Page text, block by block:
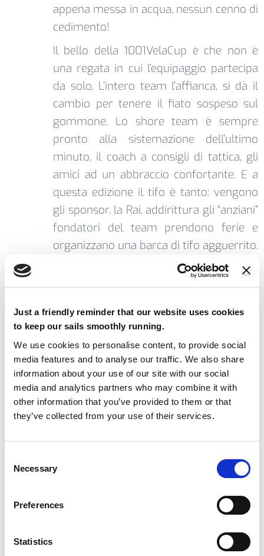
Just a friendly reminder that our website uses cookies
to keep our sails smoothly running.
We use cookies to personalise content, to provide social
media features and to analyse our traffic. We also share
information about your use of our site with our social
media and analytics partners who may combine it with
other information that you’ve provided to them or that
they’ve collected from your use of their services.
Necessary
Preferences
Statistics
appena messa in acqua, nessun cenno di
cedimento!
Il bello della 1001VelaCup è che non è
una regata in cui l’equipaggio partecipa
da solo. L’intero team l’affianca, si dà il
cambio per tenere il fiato sospeso sul
gommone. Lo shore team è sempre
pronto alla sistemazione dell’ultimo
minuto, il coach a consigli di tattica, gli
amici ad un abbraccio confortante. E a
questa edizione il tifo è tanto: vengono
gli sponsor, la Rai, addirittura gli “anziani”
fondatori del team prendono ferie e
organizzano una barca di tifo agguerrito.
Sono giorni di grande emozione e, se
dobbiamo dirla tutta, di molte lacrime di
La nostra passione viene ripagata nel
migliore dei modi:Bai – Lina Rossa
domina su tutte, vincendo non solo la
regata ma anche il DRIF Award grazie al
suo design innovativo.
E non è finita qui:
Lina Rossa, in entrambe le competizioni.
Lina chiude quarta
, ad un pelo dal
podio… non volevamo esagerare!
Il nostro 2023: la storia continua
La SuMoth challenge: il primo